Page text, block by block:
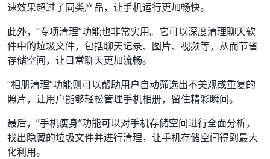
速效果超过了同类产品，让手机运行更加畅快。
此外，“专项清理”功能也非常实用。它可以深度清理聊天软
件中的垃圾文件，包括聊天记录、图片、视频等，从而节省
存储空间，让日常聊天更加流畅。
“相册清理”功能则可以帮助用户自动筛选出不美观或重复的
照片，让用户能够轻松管理手机相册，留住精彩瞬间。
最后，“手机瘦身”功能可以对手机存储空间进行全面分析，
找出隐藏的垃圾文件并进行清理，让手机存储空间得到最大
化利用。